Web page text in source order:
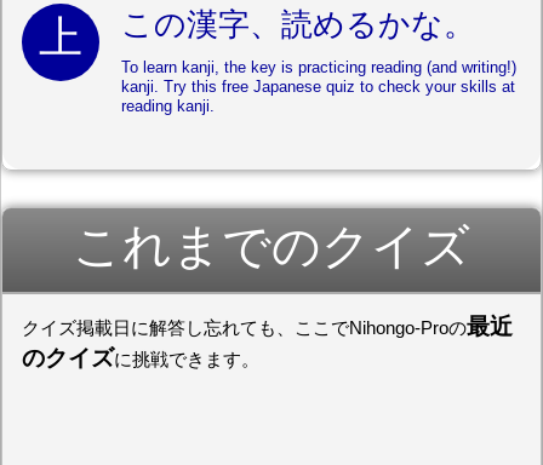
この漢字、読めるかな。
To learn kanji, the key is practicing reading (and writing!)
kanji. Try this free Japanese quiz to check your skills at
reading kanji.
これまでのクイズ
クイズ掲載日に解答し忘れても、ここでNihongo-Proの最近
のクイズに挑戦できます。